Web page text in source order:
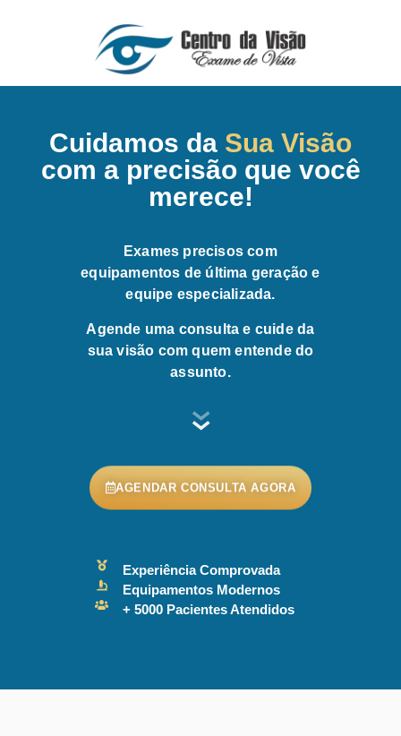
Cuidamos da Sua Visão
com a precisão que você
merece!
Exames precisos com
equipamentos de última geração e
equipe especializada.
Agende uma consulta e cuide da
sua visão com quem entende do
assunto.
AGENDAR CONSULTA AGORA
Experiência Comprovada
Equipamentos Modernos
+ 5000 Pacientes Atendidos